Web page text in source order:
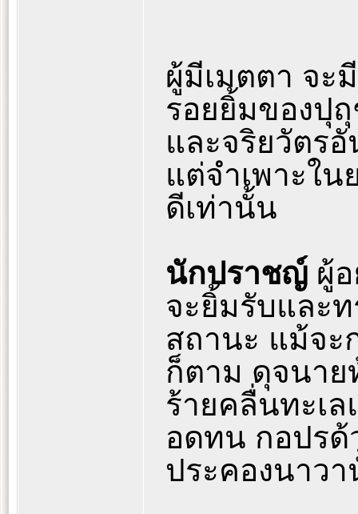
ผู้มีเมตตา จะ
รอยยิ้มของปุ
และจริยวัตร
แต่จำเพาะใ
ดีเท่านั้น
นักปราชญ์ ผู้
จะยิ้มรับและ
สถานะ แม้จะ
ก็ตาม ดุจนาย
ร้ายคลื่นทะเล
อดทน กอปรด้
ประคองนาว